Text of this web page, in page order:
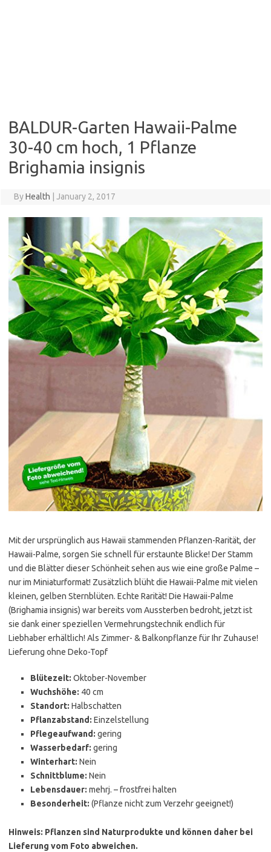
BALDUR-Garten Hawaii-Palme
30-40 cm hoch, 1 Pflanze
Brighamia insignis
ByHealth January 2, 2017
Mit der ursprünglich aus Hawaii stammenden Pflanzen-Rarität, der
Hawaii-Palme, sorgen Sie schnell für erstaunte Blicke! Der Stamm
und die Blätter dieser Schönheit sehen aus wie eine große Palme –
nur im Miniaturformat! Zusätzlich blüht die Hawaii-Palme mit vielen
kleinen, gelben Sternblüten. Echte Rarität! Die Hawaii-Palme
(Brighamia insignis) war bereits vom Aussterben bedroht, jetzt ist
sie dank einer speziellen Vermehrungstechnik endlich für
Liebhaber erhältlich! Als Zimmer- & Balkonpflanze für Ihr Zuhause!
Lieferung ohne Deko-Topf
Blütezeit: Oktober-November
Wuchshöhe: 40 cm
Standort: Halbschatten
Pflanzabstand: Einzelstellung
Pflegeaufwand: gering
Wasserbedarf: gering
Winterhart: Nein
Schnittblume: Nein
Lebensdauer: mehrj. – frostfrei halten
Besonderheit: (Pflanze nicht zum Verzehr geeignet!)
Hinweis: Pflanzen sind Naturprodukte und können daher bei
Lieferung vom Foto abweichen.